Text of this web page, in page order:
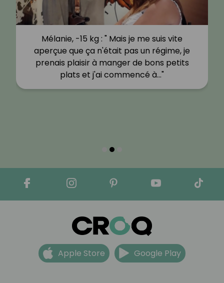
Mélanie, -15 kg : " Mais je me suis vite
aperçue que ça n'était pas un régime, je
prenais plaisir à manger de bons petits
plats et j'ai commencé à…"
Apple Store Google Play